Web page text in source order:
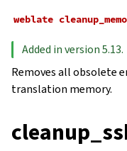
weblate
Added in version 5.13.
Removes all obsolete
translation memory.